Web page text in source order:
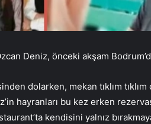
Deniz, önceki akşam
dolarken, mekan tıklım
hayranları bu kez erken
kendisini yalnız